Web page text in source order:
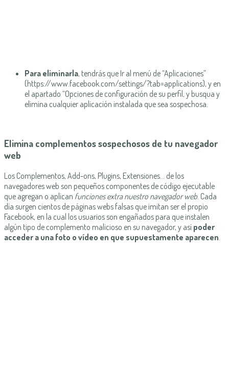
Para eliminarla, tendrás que Ir al menú de “Aplicaciones”
(https://www.facebook.com/settings/?tab=applications), y en
el apartado “Opciones de configuración de su perfil, y busqua y
elimina cualquier aplicación instalada que sea sospechosa.
Elimina complementos sospechosos de tu navegador
web
Los Complementos, Add-ons, Plugins, Extensiones… de los
navegadores web son pequeños componentes de código ejecutable
que agregan o aplican funciones extra nuestro navegador web. Cada
día surgen cientos de páginas webs falsas que imitan ser el propio
Facebook, en la cual los usuarios son engañados para que instalen
algún tipo de complemento malicioso en su navegador, y así poder
acceder a una foto o vídeo en que supuestamente aparecen